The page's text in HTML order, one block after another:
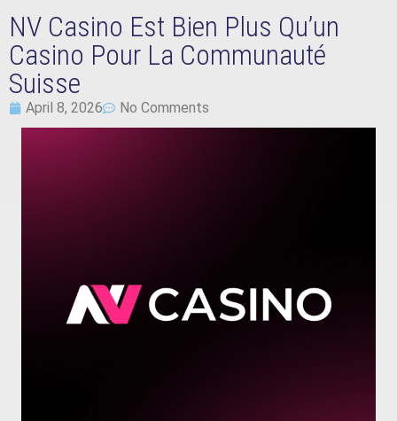
NV Casino Est Bien Plus Qu’un
Casino Pour La Communauté
Suisse
April 8, 2026 No Comments